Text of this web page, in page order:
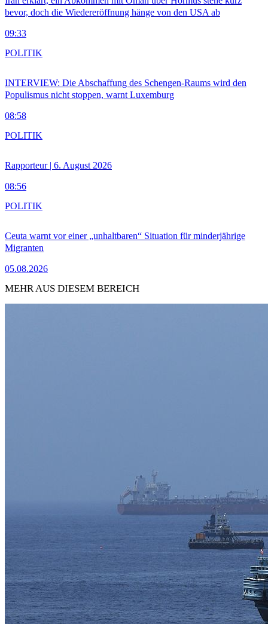
bevor, doch die Wiedereröffnung hänge von den USA ab
09:33
INTERVIEW: Die Abschaffung des Schengen-Raums wird den
Populismus nicht stoppen, warnt Luxemburg
08:58
POLITIK
Rapporteur | 6. August 2026
08:56
POLITIK
Ceuta warnt vor einer „unhaltbaren“ Situation für minderjährige
Migranten
05.08.2026
POLITIK
MEHR AUS DIESEM BEREICH